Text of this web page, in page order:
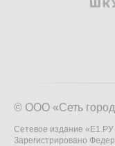
© ООО «Сеть
Сетевое издание «Е1.РУ
Зарегистрировано